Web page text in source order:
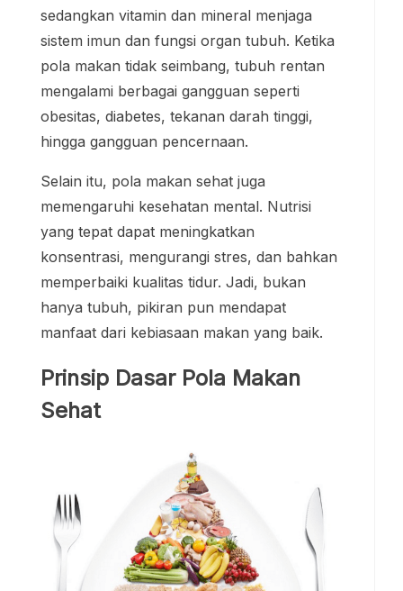
sedangkan vitamin dan mineral menjaga
sistem imun dan fungsi organ tubuh. Ketika
pola makan tidak seimbang, tubuh rentan
mengalami berbagai gangguan seperti
obesitas, diabetes, tekanan darah tinggi,
hingga gangguan pencernaan.
Selain itu, pola makan sehat juga
memengaruhi kesehatan mental. Nutrisi
yang tepat dapat meningkatkan
konsentrasi, mengurangi stres, dan bahkan
memperbaiki kualitas tidur. Jadi, bukan
hanya tubuh, pikiran pun mendapat
manfaat dari kebiasaan makan yang baik.
Prinsip Dasar Pola Makan
Sehat